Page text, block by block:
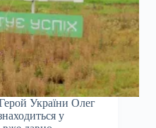
України Олег
у